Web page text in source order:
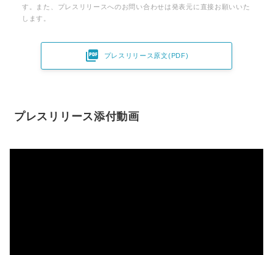
す。また、プレスリリースへのお問い合わせは発表元に直接お願いいた
します。
 プレスリリース原文(PDF)
プレスリリース添付動画